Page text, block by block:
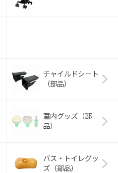
チャイルドシート
（部品）
室内グッズ（部
品）
バス・トイレグッ
ズ（部品）